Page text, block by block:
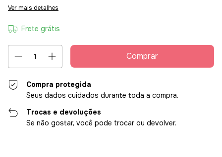
Ver mais detalhes
Frete grátis
Compra protegida
Seus dados cuidados durante toda a compra.
Trocas e devoluções
Se não gostar, você pode trocar ou devolver.